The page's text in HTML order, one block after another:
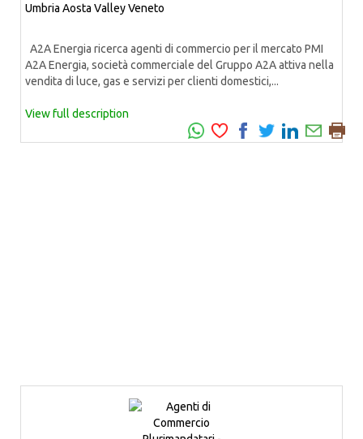
Umbria Aosta ValleyVeneto
A2A Energia ricerca agenti di commercio per il mercato PMI
A2A Energia, società commerciale del Gruppo A2A attiva nella
vendita di luce, gas e servizi per clienti domestici,...
View full description